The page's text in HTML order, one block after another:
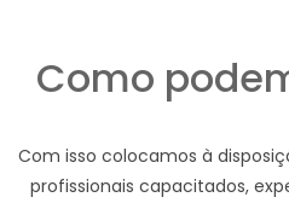
Como
Com isso colocamos à
profissionais capacitados,